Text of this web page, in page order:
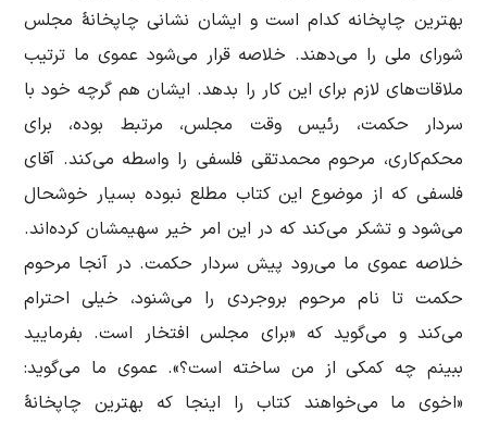
بهترین چاپخانه کدام است و ایشان نشانی چاپخانۀ مجلس
شورای ملی را می‌دهند. خلاصه قرار می‌شود عموی ما ترتیب
ملاقات‌های لازم برای این کار را بدهد. ایشان هم گرچه خود با
سردار حکمت، رئیس وقت مجلس، مرتبط بوده، برای
محکم‌کاری، مرحوم محمدتقی فلسفی را واسطه می‌کند. آقای
فلسفی که از موضوع این کتاب مطلع نبوده بسیار خوشحال
می‌شود و تشکر می‌کند که در این امر خیر سهیمشان کرده‌اند.
خلاصه عموی ما می‌رود پیش سردار حکمت. در آنجا مرحوم
حکمت تا نام مرحوم بروجردی را می‌شنود، خیلی احترام
می‌کند و می‌گوید که «برای مجلس افتخار است. بفرمایید
ببینم چه کمکی از من ساخته است؟». عموی ما می‌گوید:
«اخوی ما می‌خواهند کتاب را اینجا که بهترین چاپخانۀ